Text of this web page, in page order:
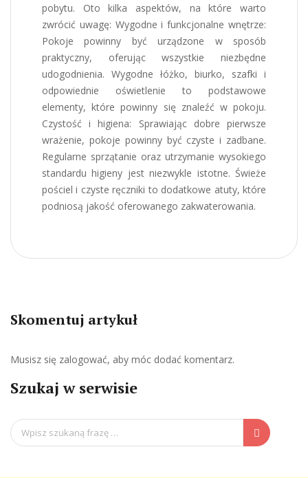
pobytu. Oto kilka aspektów, na które warto
zwrócić uwagę: Wygodne i funkcjonalne wnętrze:
Pokoje powinny być urządzone w sposób
praktyczny, oferując wszystkie niezbędne
udogodnienia. Wygodne łóżko, biurko, szafki i
odpowiednie oświetlenie to podstawowe
elementy, które powinny się znaleźć w pokoju.
Czystość i higiena: Sprawiając dobre pierwsze
wrażenie, pokoje powinny być czyste i zadbane.
Regularne sprzątanie oraz utrzymanie wysokiego
standardu higieny jest niezwykle istotne. Świeże
pościel i czyste ręczniki to dodatkowe atuty, które
podniosą jakość oferowanego zakwaterowania.
Skomentuj artykuł
Musisz się zalogować, aby móc dodać komentarz.
Szukaj w serwisie
Search
for: